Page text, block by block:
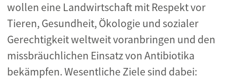
wollen eine Landwirtschaft mit Respekt vor
Tieren, Gesundheit, Ökologie und sozialer
Gerechtigkeit weltweit voranbringen und den
missbräuchlichen Einsatz von Antibiotika
bekämpfen. Wesentliche Ziele sind dabei: